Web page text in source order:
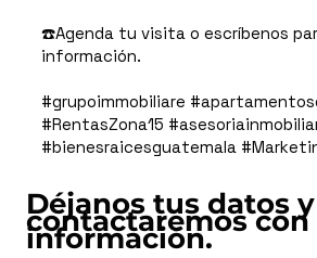
Déjanos tus datos
contactaremos con
información.
☎️Agenda tu visita o escríbenos
información.
#grupoimmobiliare
#RentasZona15
#bienesraicesguatemala